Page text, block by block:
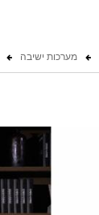
מערכות ישיבה